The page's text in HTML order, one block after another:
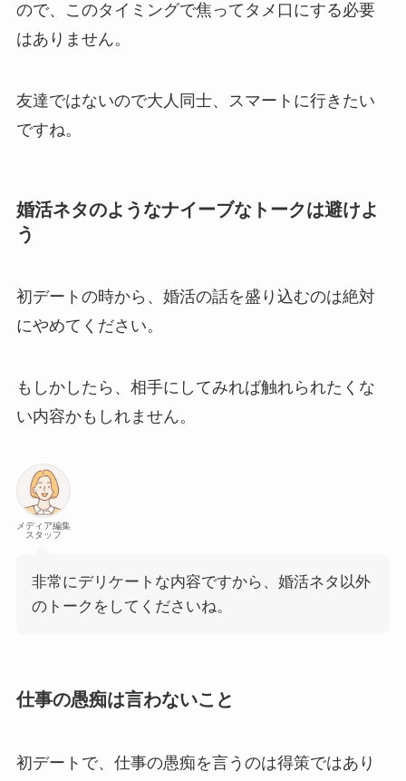
ので、このタイミングで焦ってタメ口にする必要
はありません。
友達ではないので大人同士、スマートに行きたい
ですね。
婚活ネタのようなナイーブなトークは避けよ
う
初デートの時から、婚活の話を盛り込むのは絶対
にやめてください。
もしかしたら、相手にしてみれば触れられたくな
い内容かもしれません。
メディア編集
スタッフ
非常にデリケートな内容ですから、婚活ネタ以外
のトークをしてくださいね。
仕事の愚痴は言わないこと
初デートで、仕事の愚痴を言うのは得策ではあり